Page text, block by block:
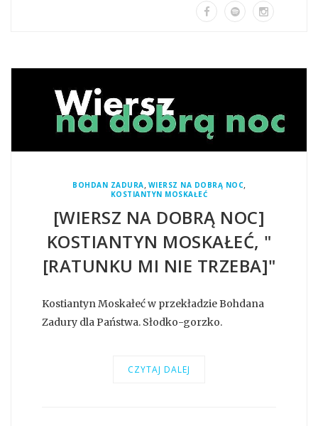
BOHDAN ZADURA, WIERSZ NA DOBRĄ NOC,
KOSTIANTYN MOSKAŁEĆ
[WIERSZ NA DOBRĄ NOC]
KOSTIANTYN MOSKAŁEĆ, "
[RATUNKU MI NIE TRZEBA]"
Kostiantyn Moskałeć w przekładzie Bohdana
Zadury dla Państwa. Słodko-gorzko.
CZYTAJ DALEJ